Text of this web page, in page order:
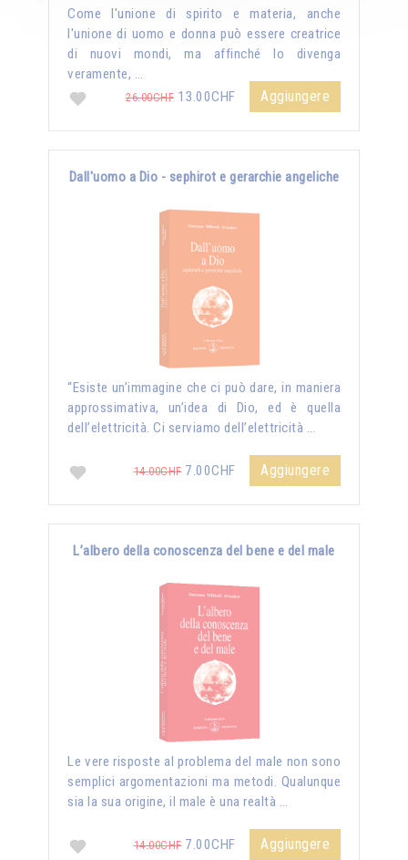
Come l'unione di spirito e materia, anche
l'unione di uomo e donna può essere creatrice
di nuovi mondi, ma affinché lo divenga
veramente, …
26.00CHF 13.00CHF Aggiungere
Dall'uomo a Dio - sephirot e gerarchie angeliche
“Esiste un’immagine che ci può dare, in maniera
approssimativa, un’idea di Dio, ed è quella
dell’elettricità. Ci serviamo dell’elettricità …
14.00CHF7.00CHF Aggiungere
L’albero della conoscenza del bene e del male
Le vere risposte al problema del male non sono
semplici argomentazioni ma metodi. Qualunque
sia la sua origine, il male è una realtà …
14.00CHF7.00CHF Aggiungere